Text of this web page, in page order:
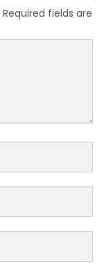
Required fields are